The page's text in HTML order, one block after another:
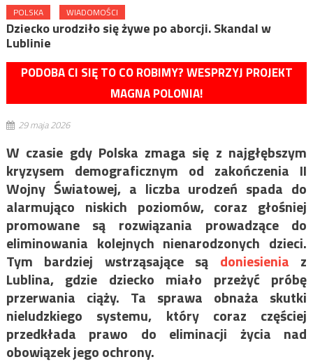
POLSKA WIADOMOŚCI
Dziecko urodziło się żywe po aborcji. Skandal w
Lublinie
PODOBA CI SIĘ TO CO ROBIMY? WESPRZYJ PROJEKT
MAGNA POLONIA!
29 maja 2026
W czasie gdy Polska zmaga się z najgłębszym
kryzysem demograficznym od zakończenia II
Wojny Światowej, a liczba urodzeń spada do
alarmująco niskich poziomów, coraz głośniej
promowane są rozwiązania prowadzące do
eliminowania kolejnych nienarodzonych dzieci.
Tym bardziej wstrząsające są doniesienia z
Lublina, gdzie dziecko miało przeżyć próbę
przerwania ciąży. Ta sprawa obnaża skutki
nieludzkiego systemu, który coraz częściej
przedkłada prawo do eliminacji życia nad
obowiązek jego ochrony.